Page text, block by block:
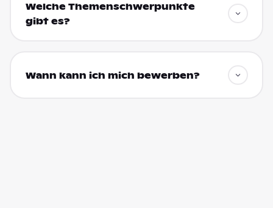
Welche Themenschwerpunkte
gibt es?
Wann kann ich mich bewerben?